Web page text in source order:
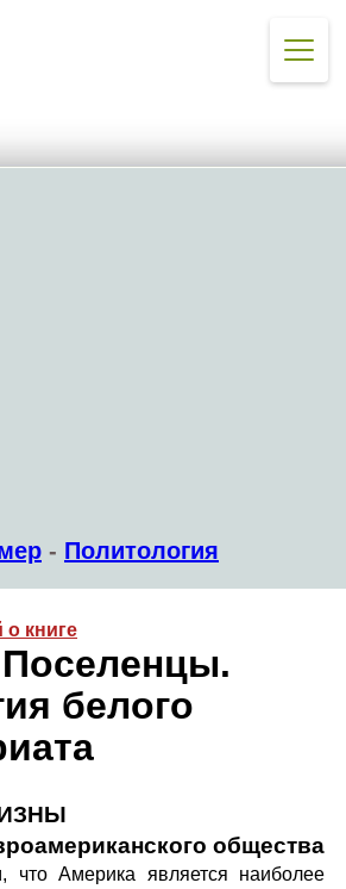
- Политология
книге
белого
общества
что Америка является наиболее